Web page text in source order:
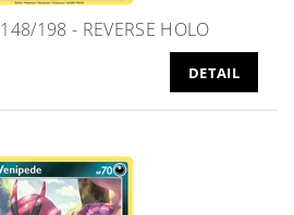
198 - REVERSE HOLO
DETAIL